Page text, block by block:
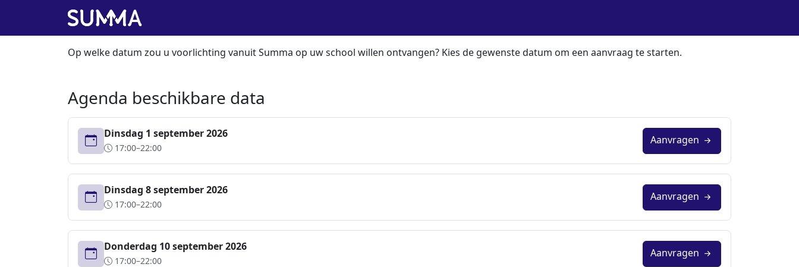
Op welke datum zou u voorlichting vanuit Summa op uw school willen ontvangen? Kies de gewenste datum om een aanvraag te starten.
Agenda beschikbare data
Dinsdag 1 september 2026
17:00–22:00
Aanvragen
Dinsdag 8 september 2026
17:00–22:00
Aanvragen
Donderdag 10 september 2026
17:00–22:00
Aanvragen